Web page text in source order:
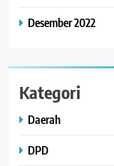
Desember 2022
Kategori
Daerah
DPD